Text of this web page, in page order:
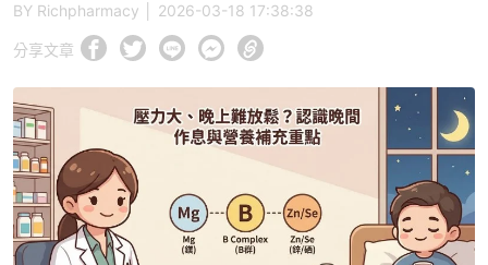
BY Richpharmacy │ 2026-03-18 17:38:38
分享文章